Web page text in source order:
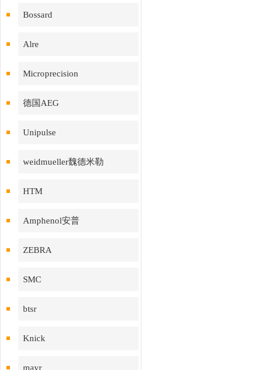
Bossard
Alre
Microprecision
德国AEG
Unipulse
weidmueller魏德米勒
HTM
Amphenol安普
ZEBRA
SMC
btsr
Knick
mayr